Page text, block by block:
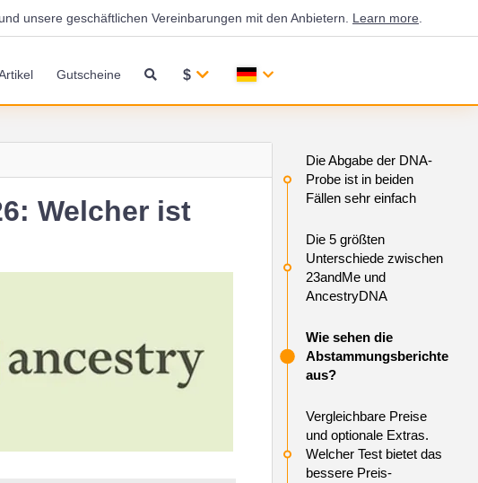
unsere geschäftlichen Vereinbarungen mit den Anbietern. Learn more
Gutscheine $
Die Abgabe der DNA-
Probe ist in beiden
Fällen sehr einfach
Die 5 größten
Unterschiede zwischen
23andMe und
AncestryDNA
Wie sehen die
Abstammungsberichte
aus?
Vergleichbare Preise
und optionale Extras.
Welcher Test bietet das
bessere Preis-
Welcher ist